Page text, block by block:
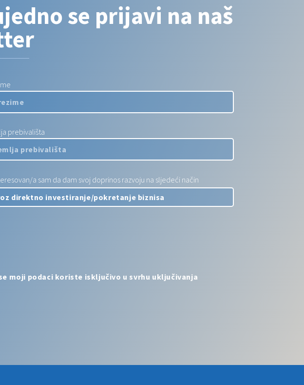
se prijavi na naš
prebivališta
a sam da dam svoj doprinos razvoju na sljedeći način
moji podaci koriste isključivo u svrhu uključivanja